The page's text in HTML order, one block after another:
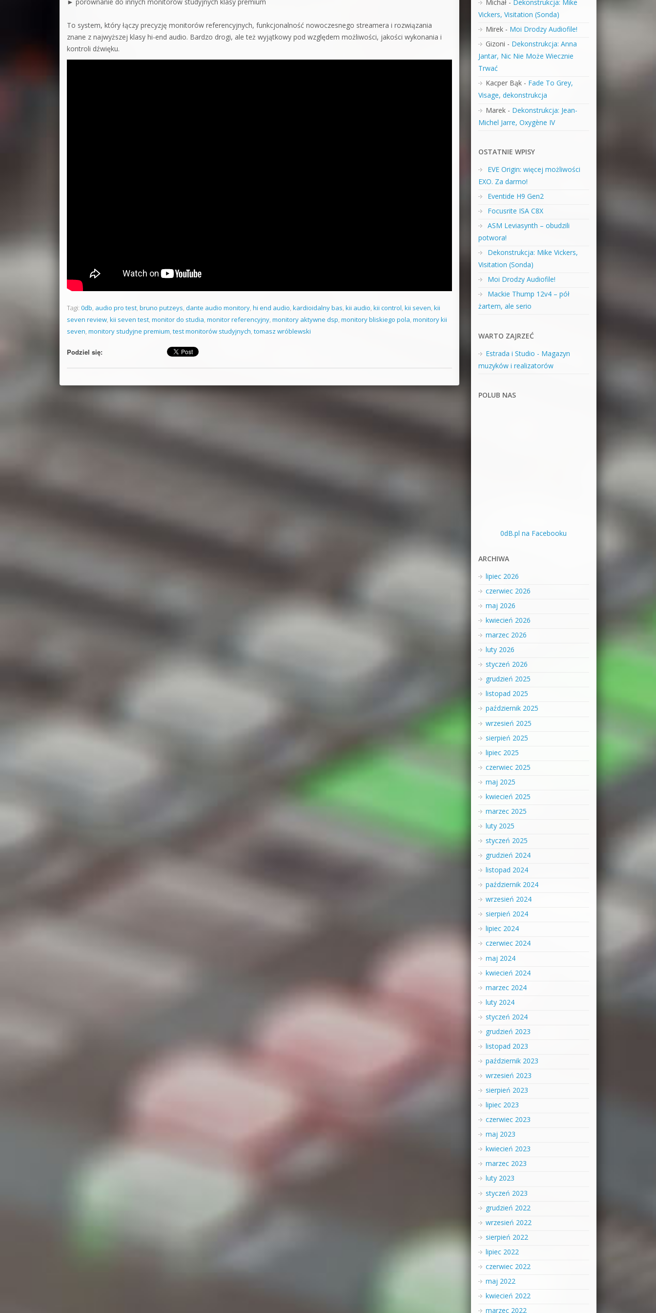
To system, który łączy precyzję monitorów referencyjnych, funkcjonalność nowoczesnego streamera i rozwiązania
znane z najwyższej klasy hi-end audio. Bardzo drogi, ale też wyjątkowy pod względem możliwości, jakości wykonania i
kontroli dźwięku.
Tagi: 0db, audio pro test, bruno putzeys, dante audio monitory, hi end audio, kardioidalny bas, kii audio, kii control, kii seven, kii
seven review, kii seven test, monitor do studia, monitor referencyjny, monitory aktywne dsp, monitory bliskiego pola, monitory kii
seven, monitory studyjne premium, test monitorów studyjnych, tomasz wróblewski
Podziel się:
Michał- Dekonstrukcja: Mike
Vickers, Visitation (Sonda)
Mirek- Moi Drodzy Audiofile!
Gizoni - Dekonstrukcja: Anna
Jantar, Nic Nie Może Wiecznie
Trwać
Kacper Bąk- Fade To Grey,
Visage, dekonstrukcja
Marek- Dekonstrukcja: Jean-
Michel Jarre, Oxygène IV
OSTATNIE WPISY
EVE Origin: więcej możliwości
EXO. Za darmo!
Eventide H9 Gen2
Focusrite ISA C8X
ASM Leviasynth – obudzili
potwora!
Dekonstrukcja: Mike Vickers,
Visitation (Sonda)
Moi Drodzy Audiofile!
Mackie Thump 12v4 – pół
żartem, ale serio
WARTO ZAJRZEĆ
Estrada i Studio - Magazyn
muzyków i realizatorów
POLUB NAS
0dB.pl na Facebooku
ARCHIWA
lipiec 2026
czerwiec 2026
maj 2026
kwiecień 2026
marzec 2026
luty 2026
styczeń 2026
grudzień 2025
listopad 2025
październik 2025
wrzesień 2025
sierpień 2025
lipiec 2025
czerwiec 2025
maj 2025
kwiecień 2025
marzec 2025
luty 2025
styczeń 2025
grudzień 2024
listopad 2024
październik 2024
wrzesień 2024
sierpień 2024
lipiec 2024
czerwiec 2024
maj 2024
kwiecień 2024
marzec 2024
luty 2024
styczeń 2024
grudzień 2023
listopad 2023
październik 2023
wrzesień 2023
sierpień 2023
lipiec 2023
czerwiec 2023
maj 2023
kwiecień 2023
marzec 2023
luty 2023
styczeń 2023
grudzień 2022
wrzesień 2022
sierpień 2022
lipiec 2022
czerwiec 2022
maj 2022
kwiecień 2022
marzec 2022